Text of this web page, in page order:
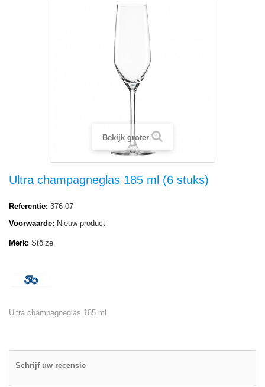
Bekijk groter
Ultra champagneglas 185 ml (6 stuks)
Referentie: 376-07
Voorwaarde: Nieuw product
Merk: Stölze
Ultra champagneglas 185 ml
Schrijf uw recensie